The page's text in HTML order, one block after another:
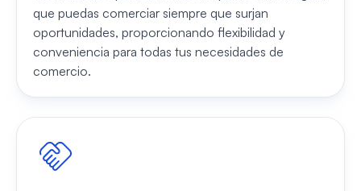
que puedas comerciar siempre que surjan
oportunidades, proporcionando flexibilidad y
conveniencia para todas tus necesidades de
comercio.